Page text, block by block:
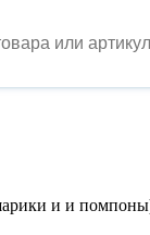
и и